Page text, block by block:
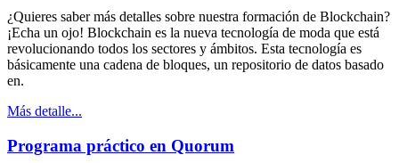
¿Quieres saber más detalles sobre nuestra formación de Blockchain?
¡Echa un ojo! Blockchain es la nueva tecnología de moda que está
revolucionando todos los sectores y ámbitos. Esta tecnología es
básicamente una cadena de bloques, un repositorio de datos basado
en.
Más detalle...
Programa práctico en Quorum